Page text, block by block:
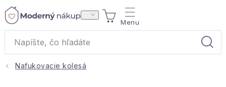
Prejsť
obsah
NÁKUPNÝ
KOŠÍK
Nafukovacie kolesá